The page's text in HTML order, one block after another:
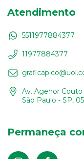
Atendimento
5511977884377
11977884377
Av. Agenor
São Paulo - SP,
Permaneça